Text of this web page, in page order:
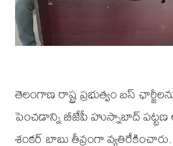
తెలంగాణ రాష్ట్ర ప్రభుత్వం బస్
పెంచడాన్ని బీజేపీ హుస్నాబాద్ పట్టణ
శంకర్ బాబు తీవ్రంగా